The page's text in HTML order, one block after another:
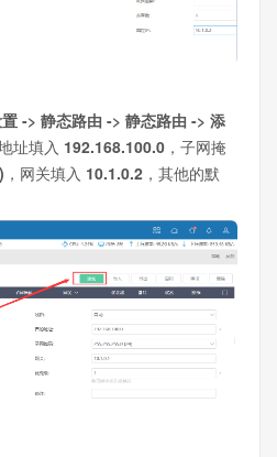
-> 静态路由 -> 静态路由 -> 添
址填入 192.168.100.0 ，子网掩
，网关填入 10.1.0.2 ，其他的默